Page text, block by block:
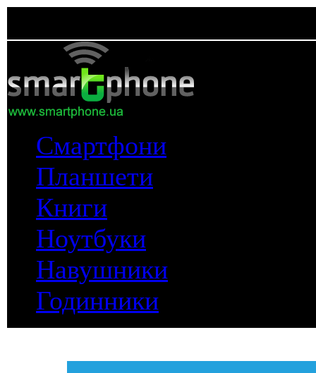
Смартфони
Планшети
Книги
Ноутбуки
Навушники
Годинники